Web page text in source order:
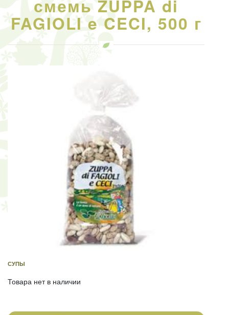
смемь ZUPPA di
FAGIOLI e CECI, 500 г
СУПЫ
Товара нет в наличии